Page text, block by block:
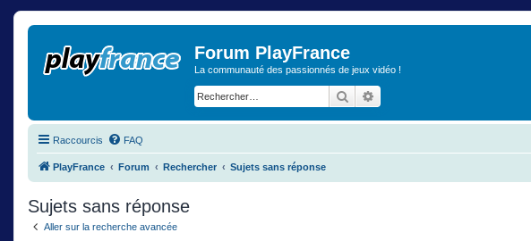
Forum PlayFrance
La communauté des passionnés de jeux vidéo !
Rechercher
Raccourcis FAQ
PlayFrance Forum Rechercher Sujets sans réponse
Sujets sans réponse
Aller sur la recherche avancée